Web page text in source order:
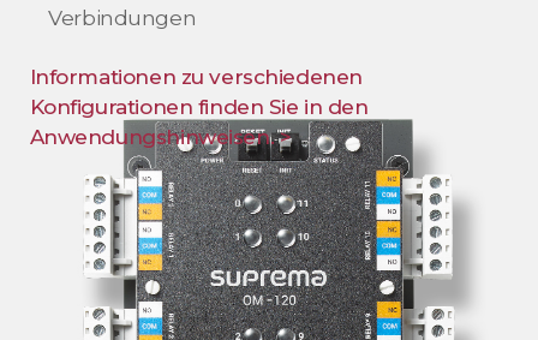
Verbindungen
Informationen zu verschiedenen
Konfigurationen finden Sie in den
Anwendungshinweisen. >